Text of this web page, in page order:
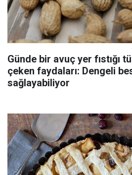
Günde bir avuç yer fıstığı
çeken faydaları: Dengeli
sağlayabiliyor